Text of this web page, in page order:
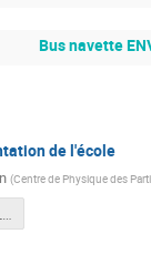
Bus navette
de l'école
(Centre de Physique des
Bienvenue-ENVOL2023.pdf